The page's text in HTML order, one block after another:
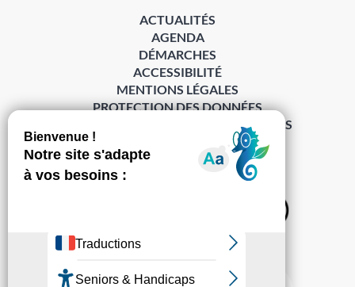
S’abonner à la Gazette ›
ACTUALITÉS
AGENDA
DÉMARCHES
ACCESSIBILITÉ
MENTIONS LÉGALES
PROTECTION DES DONNÉES
POLITIQUE DE GESTION DES COOKIES